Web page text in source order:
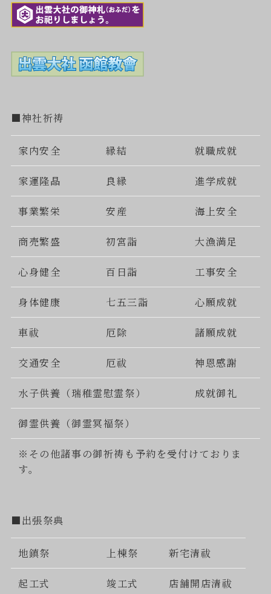
■神社祈祷
家内安全 縁結 就職成就
家運隆晶 良縁 進学成就
事業繁栄 安産 海上安全
商売繁盛 初宮詣 大漁満足
心身健全 百日詣 工事安全
身体健康 七五三詣 心願成就
車祓 厄除 諸願成就
交通安全 厄祓 神恩感謝
水子供養（瑞稚霊慰霊祭） 成就御礼
御霊供養（御霊冥福祭）
※その他諸事の御祈祷も予約を受付けておりま
す。
■出張祭典
地鎮祭 上棟祭 新宅清祓
起工式 竣工式 店舗開店清祓